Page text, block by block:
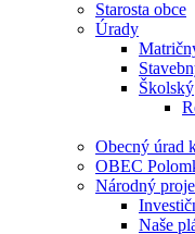
Starosta obce
Úrady
Školský
Obecný úrad
OBEC
Národný
Naše